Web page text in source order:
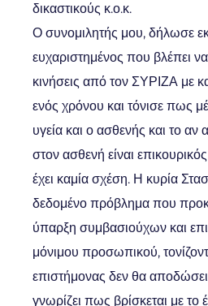
δικαστικούς κ.ο.κ.
Ο συνομιλητής μου, δήλωσε
ευχαριστημένος που βλέπει να
κινήσεις από τον ΣΥΡΙΖΑ με
ενός χρόνου και τόνισε πως
υγεία και ο ασθενής και το
στον ασθενή είναι
έχει καμία σχέση. Η κυρία
δεδομένο πρόβλημα που
ύπαρξη συμβασιούχων και
μόνιμου προσωπικού,
επιστήμονας δεν θα αποδώσει
γνωρίζει πως βρίσκεται με το